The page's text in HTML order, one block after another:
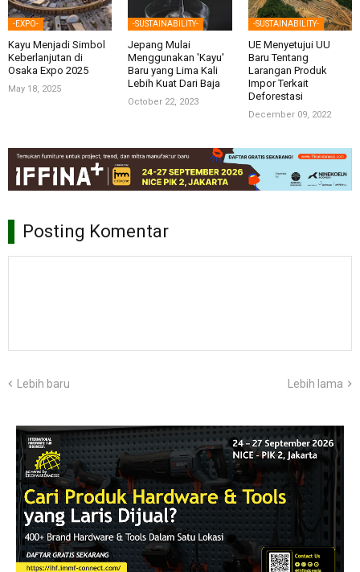
-EXPO-
Kayu Menjadi Simbol
Keberlanjutan di
Osaka Expo 2025
May 18, 2025
-SUSTAINABILITY-
Jepang Mulai
Menggunakan 'Kayu'
Baru yang Lima Kali
Lebih Kuat Dari Baja
October 22, 2023
-SUSTAINABILITY-
UE Menyetujui UU
Baru Tentang
Larangan Produk
Impor Terkait
Deforestasi
December 09, 2022
Posting Komentar
Lebih baru Lebih lama